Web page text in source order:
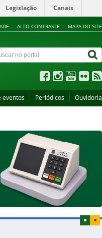
Legislação Canais
ALTO CONTRASTE MAPA DO SITE
eventos Periódicos Ouvidoria